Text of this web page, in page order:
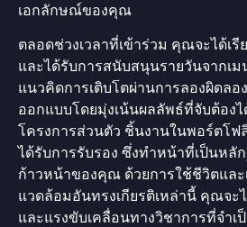
เอกลักษณ์ของคุณ
ตลอดช่วงเวลาที่เข้าร่วม คุณจะได้เ
และได้รับการสนับสนุนรายวันจากเม
แนวคิดการเติบโตผ่านการลองผิดล
ออกแบบโดยมุ่งเน้นผลลัพธ์ที่จับต้องไ
โครงการส่วนตัว ชิ้นงานในพอร์ตโฟ
ได้รับการรับรอง ซึ่งทำหน้าที่เป็นหลั
ก้าวหน้าของคุณ ด้วยการใช้ชีวิตและ
แวดล้อมอันทรงเกียรติเหล่านี้ คุณจะ
และแรงขับเคลื่อนทางวิชาการที่จำเ